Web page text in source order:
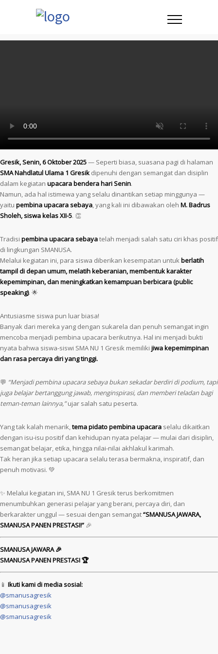
Gresik, Senin, 6 Oktober 2025— Seperti biasa, suasana pagi di halaman
SMA Nahdlatul Ulama 1 Gresik dipenuhi dengan semangat dan disiplin
dalam kegiatan upacara bendera hari Senin.
Namun, ada hal istimewa yang selalu dinantikan setiap minggunya —
yaitu pembina upacara sebaya, yang kali ini dibawakan oleh M. Badrus
Sholeh, siswa kelas XII-5. 👏
Tradisi pembina upacara sebayatelah menjadi salah satu ciri khas positif
di lingkungan SMANUSA.
Melalui kegiatan ini, para siswa diberikan kesempatan untukberlatih
tampil di depan umum, melatih keberanian, membentuk karakter
kepemimpinan, dan meningkatkan kemampuan berbicara (public
speaking). 🌟
Antusiasme siswa pun luar biasa!
Banyak dari mereka yang dengan sukarela dan penuh semangat ingin
mencoba menjadi pembina upacara berikutnya. Hal ini menjadi bukti
nyata bahwa siswa-siswi SMA NU 1 Gresik memiliki jiwa kepemimpinan
dan rasa percaya diri yang tinggi.
💬 “Menjadi pembina upacara sebaya bukan sekadar berdiri di podium, tapi
juga belajar bertanggung jawab, menginspirasi, dan memberi teladan bagi
teman-teman lainnya,”ujar salah satu peserta.
Yang tak kalah menarik,tema pidato pembina upacara selalu dikaitkan
dengan isu-isu positif dan kehidupan nyata pelajar — mulai dari disiplin,
semangat belajar, etika, hingga nilai-nilai akhlakul karimah.
Tak heran jika setiap upacara selalu terasa bermakna, inspiratif, dan
penuh motivasi. 💚
✨ Melalui kegiatan ini, SMA NU 1 Gresik terus berkomitmen
menumbuhkan generasi pelajar yang berani, percaya diri, dan
berkarakter unggul — sesuai dengan semangat“SMANUSA JAWARA,
SMANUSA PANEN PRESTASI!” 🎉
SMANUSA JAWARA 🎉
SMANUSA PANEN PRESTASI 🏆
📱 Ikuti kami di media sosial:
@smanusagresik
@smanusagresik
@smanusagresik